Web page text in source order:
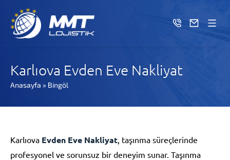
Karlıova Evden Eve Nakliyat
Anasayfa » Bingöl
Karlıova Evden Eve Nakliyat, taşınma süreçlerinde
profesyonel ve sorunsuz bir deneyim sunar. Taşınma